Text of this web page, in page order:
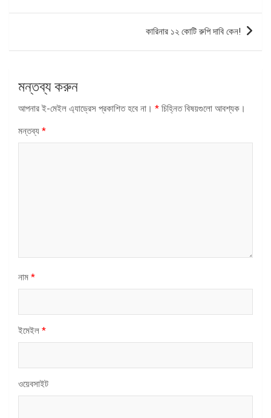
কারিনার ১২ কোটি রুপি দাবি কেন!
মন্তব্য করুন
আপনার ই-মেইল এ্যাড্রেস প্রকাশিত হবে না। * চিহ্নিত বিষয়গুলো আবশ্যক।
মন্তব্য *
নাম *
ইমেইল *
ওয়েবসাইট